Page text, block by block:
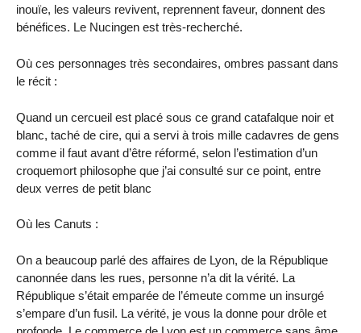
inouïe, les valeurs revivent, reprennent faveur, donnent des
bénéfices. Le Nucingen est très-recherché.
Où ces personnages très secondaires, ombres passant dans
le récit :
Quand un cercueil est placé sous ce grand catafalque noir et
blanc, taché de cire, qui a servi à trois mille cadavres de gens
comme il faut avant d’être réformé, selon l’estimation d’un
croquemort philosophe que j’ai consulté sur ce point, entre
deux verres de petit blanc
Où les Canuts :
On a beaucoup parlé des affaires de Lyon, de la République
canonnée dans les rues, personne n’a dit la vérité. La
République s’était emparée de l’émeute comme un insurgé
s’empare d’un fusil. La vérité, je vous la donne pour drôle et